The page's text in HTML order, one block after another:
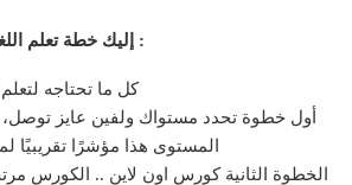
إليك خطة تعلم اللغة الانجليزية من الصفر :
كل ما تحتاجه لتعلم
أول خطوة تحدد مستواك ولفين عايز توصل،
المستوى هذا مؤشرًا تقريبيًا
الخطوة الثانية كورس اون لاين .. الكورس